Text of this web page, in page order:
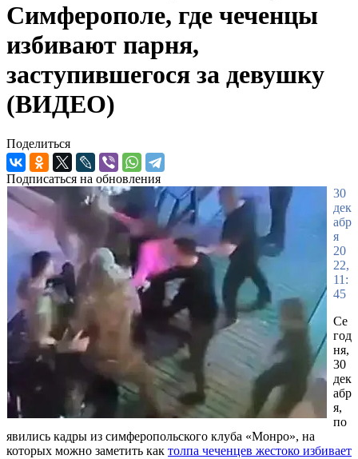
Симферополе, где чеченцы
избивают парня,
заступившегося за девушку
(ВИДЕО)
Поделиться
Подписаться на обновления
30
дек
абр
я
20
22,
11:
45
Се
год
ня,
30
дек
абр
я,
по
явились кадры из симферопольского клуба «Монро», на
которых можно заметить как толпа чеченцев жестоко избивает